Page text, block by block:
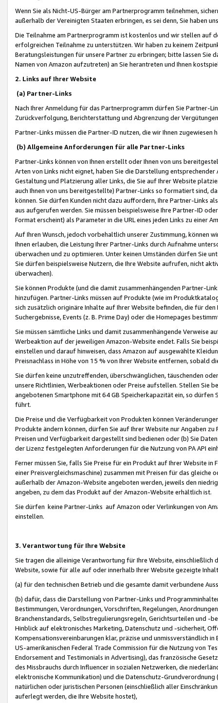
Wenn Sie als Nicht-US-Bürger am Partnerprogramm teilnehmen,
außerhalb der Vereinigten Staaten erbringen, es sei denn, Sie haben
Die Teilnahme am Partnerprogramm ist kostenlos und wir stellen auf
erfolgreichen Teilnahme zu unterstützen. Wir haben zu keinem
Beratungsleistungen für unsere Partner zu erbringen; bitte lassen Sie
Namen von Amazon aufzutreten) an Sie herantreten und Ihnen
2. Links auf Ihrer Website
(a) Partner-Links
Nach Ihrer Anmeldung für das Partnerprogramm dürfen Sie Partner-
Zurückverfolgung, Berichterstattung und Abgrenzung der
Partner-Links müssen die Partner-ID nutzen, die wir Ihnen zugewiesen
(b) Allgemeine Anforderungen für alle Partner-Links
Partner-Links können von Ihnen erstellt oder Ihnen von uns
Arten von Links nicht eignet, haben Sie die Darstellung
Gestaltung und Platzierung aller Links, die Sie auf Ihrer Website
auch Ihnen von uns bereitgestellte) Partner-Links so formatiert sind,
können. Sie dürfen Kunden nicht dazu auffordern, Ihre Partner-Links
aus aufgerufen werden. Sie müssen beispielsweise Ihre Partner-ID
Format erscheint) als Parameter in die URL eines jeden Links zu einer
Auf Ihren Wunsch, jedoch vorbehaltlich unserer Zustimmung, können
Ihnen erlauben, die Leistung Ihrer Partner-Links durch Aufnahme
überwachen und zu optimieren. Unter keinen Umständen dürfen Sie
Sie dürfen beispielsweise Nutzern, die Ihre Website aufrufen, nicht
überwachen).
Sie können Produkte (und die damit zusammenhängenden Partner-
hinzufügen. Partner-Links müssen auf Produkte (wie im
sich zusätzlich originäre Inhalte auf Ihrer Website befinden, die für
Suchergebnisse, Events (z. B. Prime Day) oder die Homepages
Sie müssen sämtliche Links und damit zusammenhängende
Werbeaktion auf der jeweiligen Amazon-Website endet. Falls Sie
einstellen und darauf hinweisen, dass Amazon auf ausgewählte
Preisnachlass in Höhe von 15 % von Ihrer Website entfernen, sobald
Sie dürfen keine unzutreffenden, überschwänglichen, täuschenden
unsere Richtlinien, Werbeaktionen oder Preise aufstellen. Stellen Sie
angebotenen Smartphone mit 64 GB Speicherkapazität ein, so dürfen
führt.
Die Preise und die Verfügbarkeit von Produkten können
Produkte ändern können, dürfen Sie auf Ihrer Website nur Angaben
Preisen und Verfügbarkeit dargestellt sind bedienen oder (b) Sie
der Lizenz festgelegten Anforderungen für die Nutzung von PA API
Ferner müssen Sie, falls Sie Preise für ein Produkt auf Ihrer Website
einer Preisvergleichsmaschine) zusammen mit Preisen für das
außerhalb der Amazon-Website angeboten werden, jeweils den
angeben, zu dem das Produkt auf der Amazon-Website erhältlich ist.
Sie dürfen keine Partner-Links auf Amazon oder Verlinkungen von
einstellen.
3. Verantwortung für Ihre Website
Sie tragen die alleinige Verantwortung für Ihre Website,
Website, sowie für alle auf oder innerhalb Ihrer Website gezeigte
(a) für den technischen Betrieb und die gesamte damit verbundene
(b) dafür, dass die Darstellung von Partner-Links und
Bestimmungen, Verordnungen, Vorschriften, Regelungen,
Branchenstandards, Selbstregulierungsregeln, Gerichtsurteilen und -
Hinblick auf elektronisches Marketing, Datenschutz und -sicherheit,
Kompensationsvereinbarungen klar, präzise und unmissverständlich
US-amerikanischen Federal Trade Commission für die Nutzung von
Endorsement and Testimonials in Advertising), das französische
des Missbrauchs durch Influencer in sozialen Netzwerken, die
elektronische Kommunikation) und die Datenschutz-
natürlichen oder juristischen Personen (einschließlich aller
auferlegt werden, die Ihre Website hostet),